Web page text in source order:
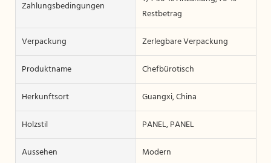
Zahlungsbedingungen
Restbetrag
Verpackung
Zerlegbare Verpackung
Produktname
Chefbürotisch
Herkunftsort
Guangxi, China
Holzstil
PANEL, PANEL
Aussehen
Modern